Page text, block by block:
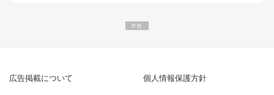
広告掲載について 個人情報保護方針